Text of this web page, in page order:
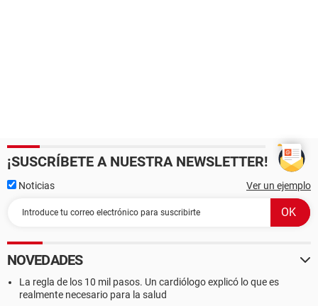
¡SUSCRÍBETE A NUESTRA NEWSLETTER!
Noticias Ver un ejemplo
NOVEDADES
La regla de los 10 mil pasos. Un cardiólogo explicó lo que es
realmente necesario para la salud